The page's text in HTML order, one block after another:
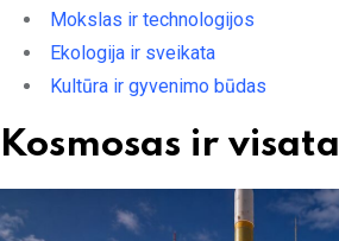
Mokslas ir technologijos
Ekologija ir sveikata
Kultūra ir gyvenimo būdas
Kosmosas ir visata